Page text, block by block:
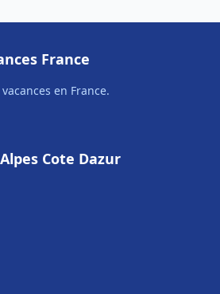
France
en France.
Cote Dazur